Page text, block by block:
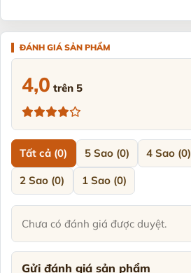
4,0 trên 5
Tất cả (0) 5 Sao (0) 4 Sao (0)
2 Sao (0) 1 Sao (0)
Chưa có đánh giá được duyệt.
Gửi đánh giá sản phẩm